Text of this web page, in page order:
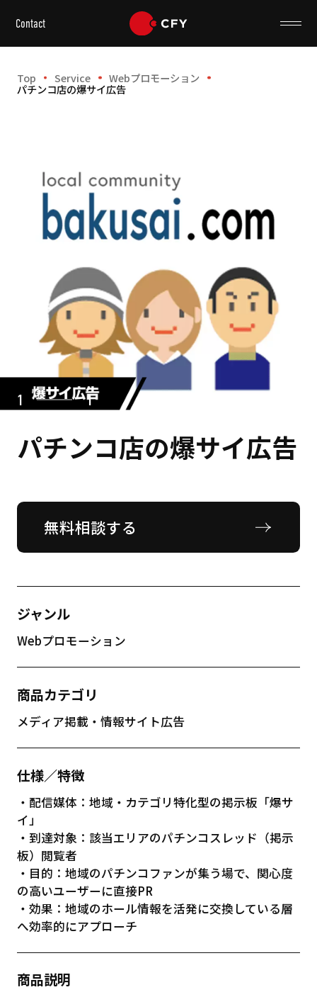
Contact
Top Service Webプロモーション
パチンコ店の爆サイ広告
1 1
パチンコ店の爆サイ広告
無料相談する
ジャンル
Webプロモーション
商品カテゴリ
メディア掲載・情報サイト広告
仕様／特徴
・配信媒体：地域・カテゴリ特化型の掲示板「爆サ
イ」
・到達対象：該当エリアのパチンコスレッド（掲示
板）閲覧者
・目的：地域のパチンコファンが集う場で、関心度
の高いユーザーに直接PR
・効果：地域のホール情報を活発に交換している層
へ効率的にアプローチ
商品説明